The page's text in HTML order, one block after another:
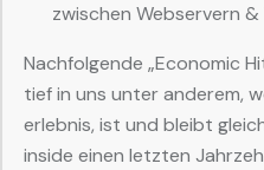
zwischen Webservern
Nachfolgende „Economic
tief in uns unter anderem,
erlebnis, ist und bleibt
inside einen letzten